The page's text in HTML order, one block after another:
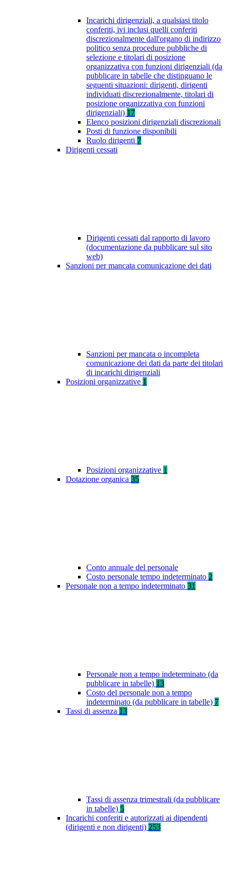
Incarichi dirigenziali, a qualsiasi titolo
conferiti, ivi inclusi quelli conferiti
discrezionalmente dall'organo di indirizzo
politico senza procedure pubbliche di
selezione e titolari di posizione
organizzativa con funzioni dirigenziali (da
pubblicare in tabelle che distinguano le
seguenti situazioni: dirigenti, dirigenti
individuati discrezionalmente, titolari di
posizione organizzativa con funzioni
dirigenziali) 17
Elenco posizioni dirigenziali discrezionali
Posti di funzione disponibili
Ruolo dirigenti 7
Dirigenti cessati
Dirigenti cessati dal rapporto di lavoro
(documentazione da pubblicare sul sito
web)
Sanzioni per mancata comunicazione dei dati
Sanzioni per mancata o incompleta
comunicazione dei dati da parte dei titolari
di incarichi dirigenziali
Posizioni organizzative 1
Posizioni organizzative 1
Dotazione organica 35
Conto annuale del personale
Costo personale tempo indeterminato 2
Personale non a tempo indeterminato 31
Personale non a tempo indeterminato (da
pubblicare in tabelle) 13
Costo del personale non a tempo
indeterminato (da pubblicare in tabelle) 7
Tassi di assenza 13
Tassi di assenza trimestrali (da pubblicare
in tabelle) 5
Incarichi conferiti e autorizzati ai dipendenti
(dirigenti e non dirigenti) 253